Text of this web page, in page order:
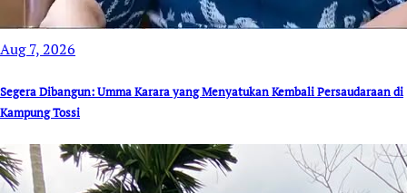
Aug 7, 2026
Segera Dibangun: Umma Karara yang Menyatukan Kembali Persaudaraan di
Kampung Tossi